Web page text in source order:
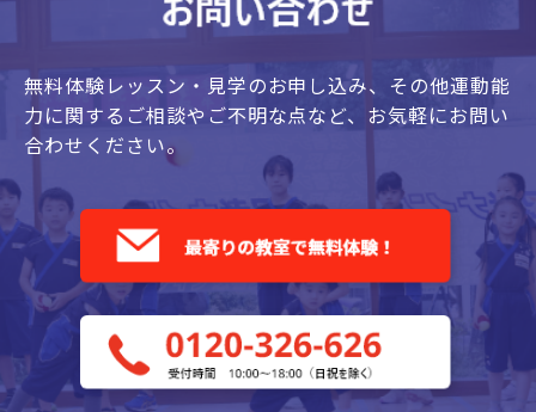
無料体験レッスン・見学のお申し込み、 その他運動能
力に関するご相談やご不明な点など、 お気軽にお問い
合わせください。